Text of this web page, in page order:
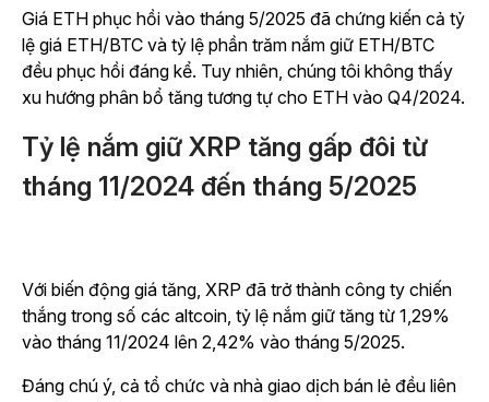
Giá ETH phục hồi vào tháng 5/2025 đã chứng kiến cả tỷ
lệ giá ETH/BTC và tỷ lệ phần trăm nắm giữ ETH/BTC
đều phục hồi đáng kể. Tuy nhiên, chúng tôi không thấy
xu hướng phân bổ tăng tương tự cho ETH vào Q4/2024.
Tỷ lệ nắm giữ XRP tăng gấp đôi từ
tháng 11/2024 đến tháng 5/2025
Với biến động giá tăng, XRP đã trở thành công ty chiến
thắng trong số các altcoin, tỷ lệ nắm giữ tăng từ 1,29%
vào tháng 11/2024 lên 2,42% vào tháng 5/2025.
Đáng chú ý, cả tổ chức và nhà giao dịch bán lẻ đều liên